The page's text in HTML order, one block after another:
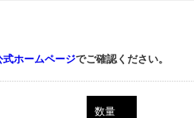
式ホームページでご確認ください。
数量